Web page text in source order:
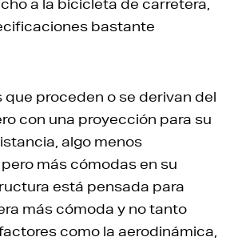
a la bicicleta de carretera,
bastante
proceden o se derivan del
con una proyección para su
algo menos
más cómodas en su
está pensada para
más cómoda y no tanto
como la aerodinámica,